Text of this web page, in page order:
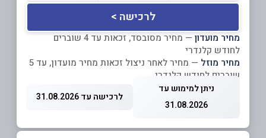
לרכישה >
מחיר מועדון
— מחיר מסובסד, זכאות עד 4 שוברים
לחודש קלנדרי
מחיר מוזל
— מחיר לאחר ניצול זכאות מחיר מועדון, עד 5
שוברים לחודש קלנדרי
ניתן למימוש עד
31.08.2026
לרכישה עד 31.08.2026